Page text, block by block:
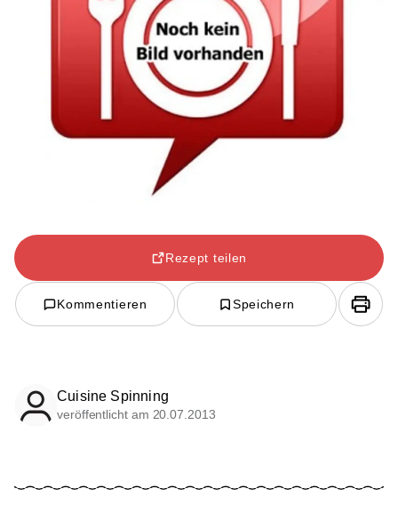
Rezept teilen
Kommentieren Speichern
Cuisine Spinning
veröffentlicht am 20.07.2013